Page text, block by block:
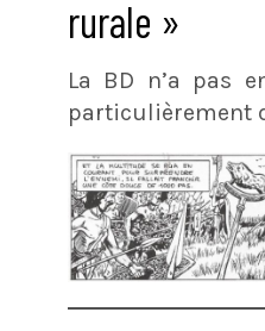
rurale »
La BD n’a pas
particulièrement